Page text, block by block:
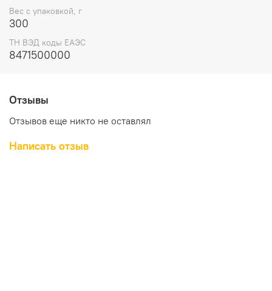
Вес с упаковкой, г
300
ТН ВЭД коды ЕАЭС
8471500000
Отзывы
Отзывов еще никто не оставлял
Написать отзыв